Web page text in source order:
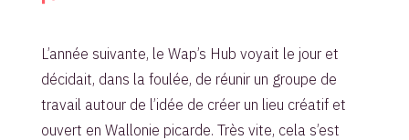
L’année suivante, le Wap’s Hub voyait le jour et
décidait, dans la foulée, de réunir un groupe de
travail autour de l’idée de créer un lieu créatif et
ouvert en Wallonie picarde. Très vite, cela s’est